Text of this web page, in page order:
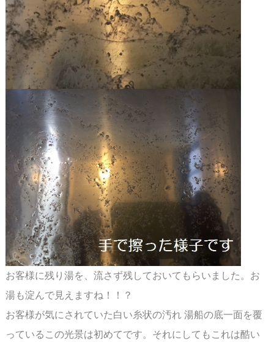
お客様に残り湯を、流さず残しておいてもらいました。お
湯も淀んで見えますね！！？
お客様が気にされていた白い糸状の汚れ 湯船の底一面を覆
っているこの光景は初めてです。それにしてもこれは酷い